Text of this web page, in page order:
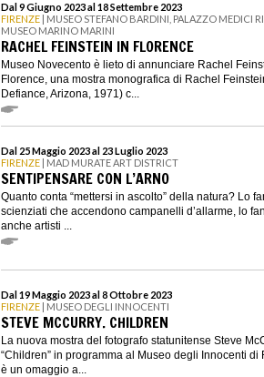
Dal 9 Giugno 2023 al 18 Settembre 2023
FIRENZE | MUSEO STEFANO BARDINI, PALAZZO MEDICI
MUSEO MARINO MARINI
RACHEL FEINSTEIN IN FLORENCE
Museo Novecento è lieto di annunciare Rachel
Florence, una mostra monografica di Rachel
Defiance, Arizona, 1971) c...
Dal 25 Maggio 2023 al 23 Luglio 2023
FIRENZE | MAD MURATE ART DISTRICT
SENTIPENSARE CON L’ARNO
Quanto conta “mettersi in ascolto” della natura? Lo
scienziati che accendono campanelli d’allarme, lo
anche artisti ...
Dal 19 Maggio 2023 al 8 Ottobre 2023
FIRENZE | MUSEO DEGLI INNOCENTI
STEVE MCCURRY. CHILDREN
La nuova mostra del fotografo statunitense Steve
“Children” in programma al Museo degli Innocenti di
è un omaggio a...